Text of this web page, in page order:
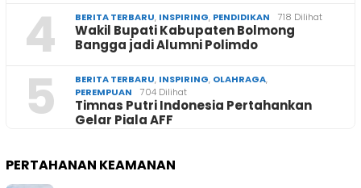
4 BERITA TERBARU, INSPIRING, PENDIDIKAN 718 Dilihat
Wakil Bupati Kabupaten Bolmong
Bangga jadi Alumni Polimdo
5 BERITA TERBARU, INSPIRING, OLAHRAGA,
PEREMPUAN
704 Dilihat
Timnas Putri Indonesia Pertahankan
Gelar Piala AFF
PERTAHANAN KEAMANAN